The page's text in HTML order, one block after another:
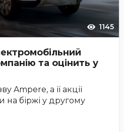
1145
та оцінить у
Ampere, а її акції
на біржі у другому